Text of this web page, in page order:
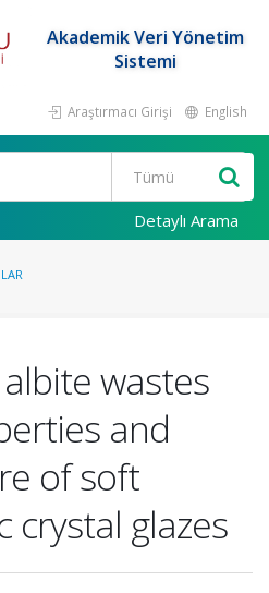
Akademik Veri Yönetim
Sistemi
Araştırmacı Girişi English
Detaylı Arama
wastes
and
of soft
crystal glazes